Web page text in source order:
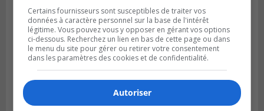
Publié le 6 juillet 2026 à 09h33
Longueuil conclue un contrat pour
valoriser des cendres d’incinération
Certains fournisseurs sont susceptibles de traiter vos
données à caractère personnel sur la base de l'intérêt
légitime. Vous pouvez vous y opposer en gérant vos options
ci-dessous. Recherchez un lien en bas de cette page ou dans
le menu du site pour gérer ou retirer votre consentement
dans les paramètres des cookies et de confidentialité.
Autoriser